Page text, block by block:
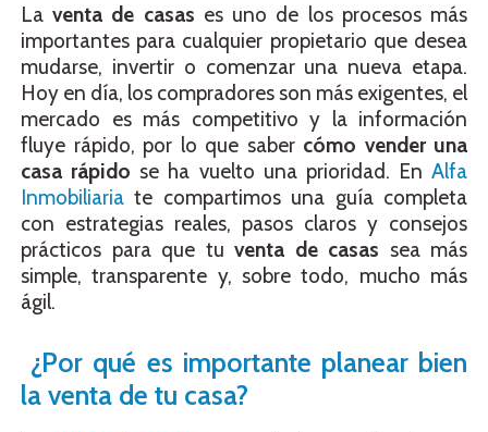
Laventa de casas es uno de los procesos más
importantes para cualquier propietario que desea
mudarse, invertir o comenzar una nueva etapa.
Hoy en día, los compradores son más exigentes, el
mercado es más competitivo y la información
fluye rápido, por lo que saber cómo vender una
casa rápido se ha vuelto una prioridad. En Alfa
Inmobiliariate compartimos una guía completa
con estrategias reales, pasos claros y consejos
prácticos para que tu venta de casas sea más
simple, transparente y, sobre todo, mucho más
ágil.
¿Por qué es importante planear bien
la venta de tu casa?